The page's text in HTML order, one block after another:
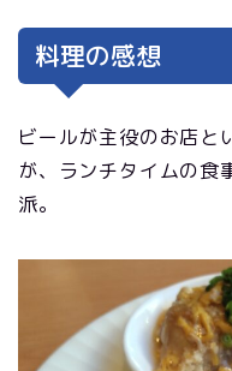
料理の感想
ビールが主役のお店と
が、ランチタイムの食
派。